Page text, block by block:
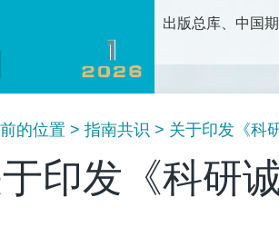
出版总库、中国
理等栏目。是护
的位置 > 指南共识 > 关于印发《科
印发《科研